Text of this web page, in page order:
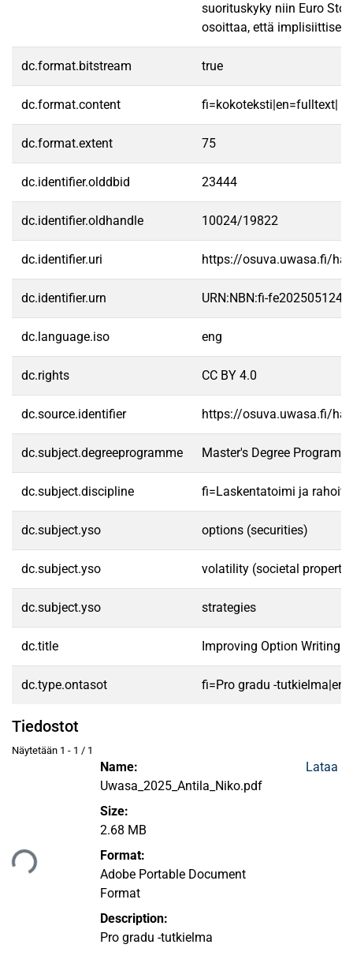
suorituskyky niin Euro
osoittaa, että
dc.format.bitstream true
dc.format.content fi=kokoteksti|en=fulltext|
dc.format.extent 75
dc.identifier.olddbid 23444
dc.identifier.oldhandle 10024/19822
dc.identifier.uri https://osuva.uwasa.fi/
dc.identifier.urn URN:NBN:fi-
dc.language.iso eng
dc.rights CC BY 4.0
dc.source.identifier https://osuva.uwasa.fi/
dc.subject.degreeprogramme Master's Degree
dc.subject.discipline fi=Laskentatoimi ja
dc.subject.yso options (securities)
dc.subject.yso volatility (societal
dc.subject.yso strategies
dc.title Improving Option Writing
dc.type.ontasot fi=Pro gradu -
Tiedostot
Näytetään 1 - 1 / 1
Name:
Uwasa_2025_Antila_Niko.pdf
Size:
2.68 MB
Format:
Adobe Portable Document
Format
Description:
Pro gradu -tutkielma
Lataa